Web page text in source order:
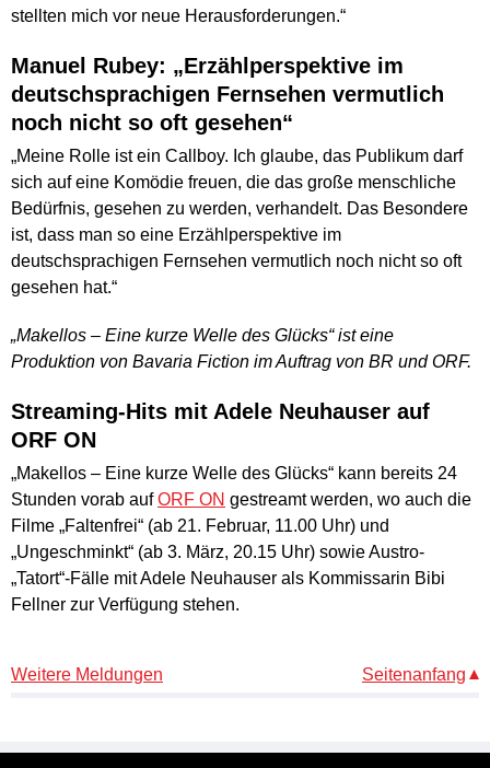
stellten mich vor neue Herausforderungen.“
Manuel Rubey: „Erzählperspektive im
deutschsprachigen Fernsehen vermutlich
noch nicht so oft gesehen“
„Meine Rolle ist ein Callboy. Ich glaube, das Publikum darf
sich auf eine Komödie freuen, die das große menschliche
Bedürfnis, gesehen zu werden, verhandelt. Das Besondere
ist, dass man so eine Erzählperspektive im
deutschsprachigen Fernsehen vermutlich noch nicht so oft
gesehen hat.“
„Makellos – Eine kurze Welle des Glücks“ ist eine
Produktion von Bavaria Fiction im Auftrag von BR und ORF.
Streaming-Hits mit Adele Neuhauser auf
ORF ON
„Makellos – Eine kurze Welle des Glücks“ kann bereits 24
Stunden vorab aufORF ON gestreamt werden, wo auch die
Filme „Faltenfrei“ (ab 21. Februar, 11.00 Uhr) und
„Ungeschminkt“ (ab 3. März, 20.15 Uhr) sowie Austro-
„Tatort“-Fälle mit Adele Neuhauser als Kommissarin Bibi
Fellner zur Verfügung stehen.
Weitere Meldungen Seitenanfang